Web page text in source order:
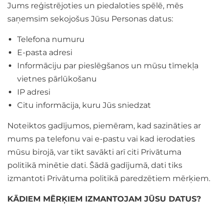
Jums reģistrējoties un piedaloties spēlē, mēs
saņemsim sekojošus Jūsu Personas datus:
Telefona numuru
E-pasta adresi
Informāciju par pieslēgšanos un mūsu tīmekļa
vietnes pārlūkošanu
IP adresi
Citu informācija, kuru Jūs sniedzat
Noteiktos gadījumos, piemēram, kad sazināties ar
mums pa telefonu vai e-pastu vai kad ierodaties
mūsu birojā, var tikt savākti arī citi Privātuma
politikā minētie dati. Šādā gadījumā, dati tiks
izmantoti Privātuma politikā paredzētiem mērķiem.
KĀDIEM MĒRĶIEM IZMANTOJAM JŪSU DATUS?